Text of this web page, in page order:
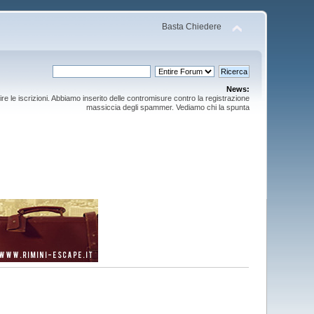
Basta Chiedere
News:
le iscrizioni. Abbiamo inserito delle contromisure contro la registrazione
massiccia degli spammer. Vediamo chi la spunta